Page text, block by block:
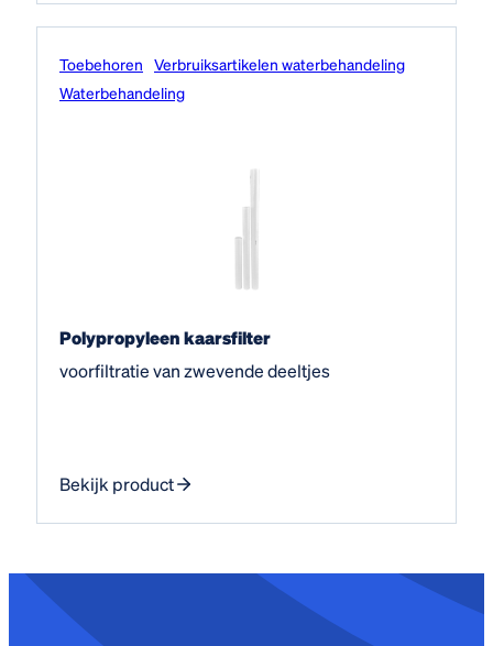
Toebehoren
Verbruiksartikelen waterbehandeling
Water­behandeling
Polypropyleen kaarsfilter
voorfiltratie van zwevende deeltjes
Bekijk product